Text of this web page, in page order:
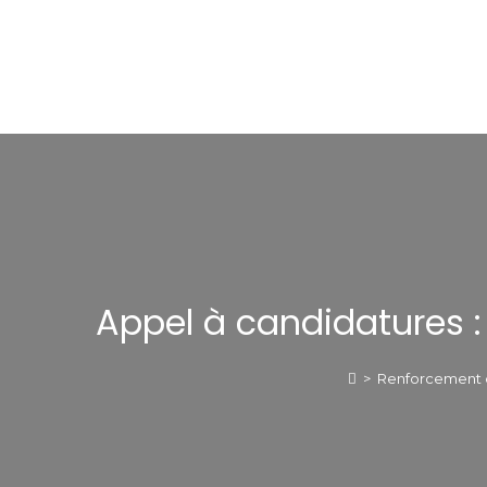
Appel à candidatures
> Renforcement